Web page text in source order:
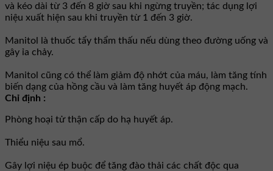
và kéo dài từ 3 đến 8 giờ sau khi ngừng truyền; tác dụng lợi
niệu xuất hiện sau khi truyền từ 1 đến 3 giờ.
Manitol là thuốc tẩy thẩm thấu nếu dùng theo đường uống và
gây ỉa chảy.
Manitol cũng có thể làm giảm độ nhớt của máu, làm tăng tính
biến dạng của hồng cầu và làm tăng huyết áp động mạch.
Chỉ định :
Phòng hoại tử thận cấp do hạ huyết áp.
Thiểu niệu sau mổ.
Gây lợi niệu ép buộc để tăng đào thải các chất độc qua